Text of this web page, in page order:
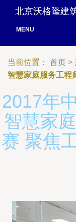
北京沃格隆建
MENU
当前位置： 首页 >
智慧家庭服务工程
2017年
智慧家
赛 聚焦